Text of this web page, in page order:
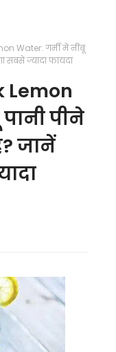
Water: गर्मी में नींबू
सबसे ज्यादा फायदा
Lemon
पीने
जानें